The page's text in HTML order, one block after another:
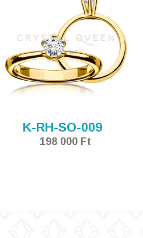
K-RH-SO-009
198 000 Ft